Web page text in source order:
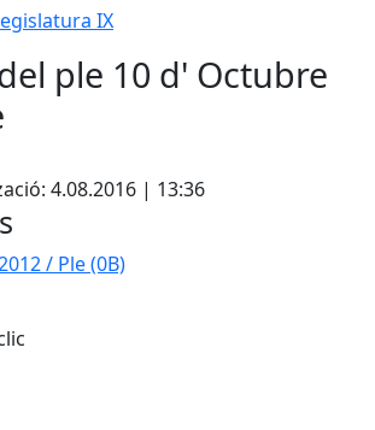
IX
ple 10 d' Octubre
4.08.2016 | 13:36
/ Ple(0B)